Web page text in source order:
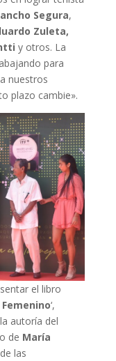
Segura,
Zuleta,
y otros. La
para
nuestros
plazo cambie».
el libro
‘,
autoría del
de María
las